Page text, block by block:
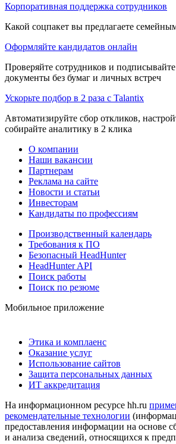
Корпоративная поддержка сотрудников
Какой соцпакет вы предлагаете
Оформляйте кандидатов онлайн
Проверяйте сотрудников и
документы без бумаг и личных встреч
Ускорьте подбор в 2 раза с Talantix
Автоматизируйте сбор откликов,
собирайте аналитику в 2 клика
О компании
Наши вакансии
Партнерам
Реклама на сайте
Новости и статьи
Инвесторам
Кандидаты по профессиям
Производственный календарь
Требования к ПО
Безопасный HeadHunter
HeadHunter API
Поиск работы
Поиск по резюме
Мобильное приложение
Этика и комплаенс
Оказание услуг
Использование сайтов
Защита персональных данных
ИТ аккредитация
На информационном ресурсе hh.ru
рекомендательные технологии
предоставления информации на основе
и анализа сведений, относящихся к